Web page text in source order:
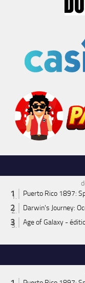
Puerto Rico 1897:
Darwin's Journey:
Age of Galaxy -